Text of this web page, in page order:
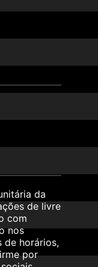
da
de livre
com
nos
de horários,
por